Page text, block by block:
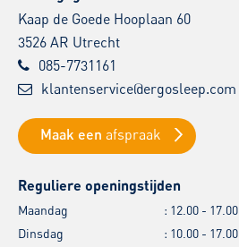
Kaap de Goede Hooplaan 60
3526 AR Utrecht
085-7731161
klantenservice@ergosleep.com
Maak een afspraak
Reguliere openingstijden
Maandag
: 12.00 - 17.00
Dinsdag
: 10.00 - 17.00